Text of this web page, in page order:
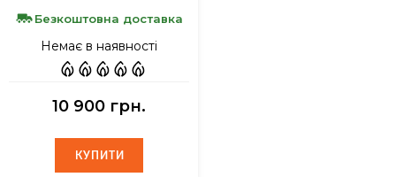
Безкоштовна доставка
Немає в наявності
10 900 грн.
КУПИТИ
КУПИТИ